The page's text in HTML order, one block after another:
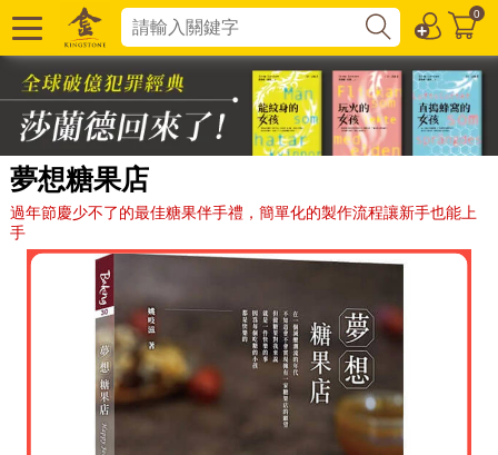
0
夢想糖果店
過年節慶少不了的最佳糖果伴手禮，簡單化的製作流程讓新手也能上
手